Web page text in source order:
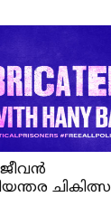
ചികിത്സ